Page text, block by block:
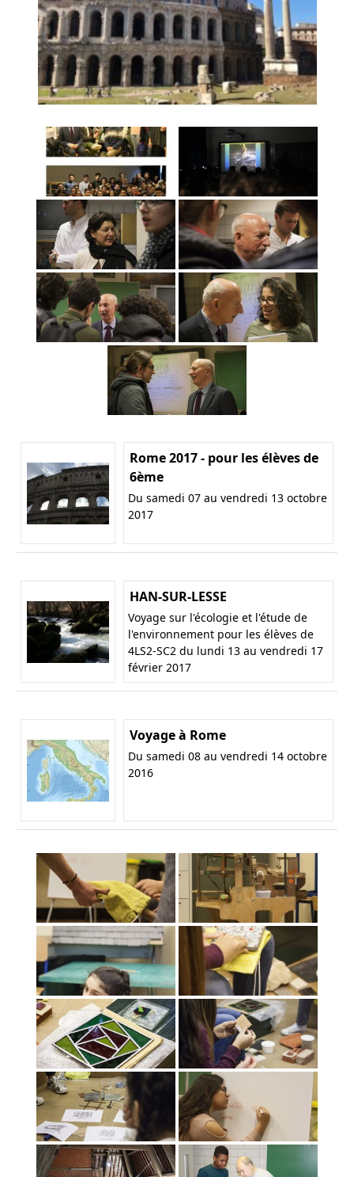
Rome 2017 - pour les élèves de
6ème
Du samedi 07 au vendredi 13 octobre
2017
HAN-SUR-LESSE
Voyage sur l'écologie et l'étude de
l'environnement pour les élèves de
4LS2-SC2 du lundi 13 au vendredi 17
février 2017
Voyage à Rome
Du samedi 08 au vendredi 14 octobre
2016